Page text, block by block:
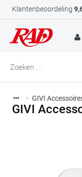
Klantenbeoordeling
> GIVI
GIVI